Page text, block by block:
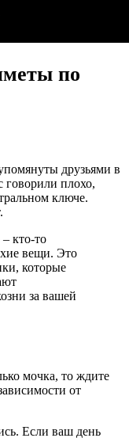
по
друзьями в
говорили плохо,
ключе.
кто-то
вещи. Это
которые
за вашей
мочка, то ждите
от
Если ваш день